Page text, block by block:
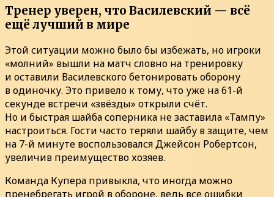
Тренер уверен, что Василевский — всё
ещё лучший в мире
Этой ситуации можно было бы избежать, но игроки
«молний» вышли на матч словно на тренировку
и оставили Василевского бетонировать оборону
в одиночку. Это привело к тому, что уже на 61-й
секунде встречи «звёзды» открыли счёт.
Но и быстрая шайба соперника не заставила «Тампу»
настроиться. Гости часто теряли шайбу в защите, чем
на 7-й минуте воспользовался Джейсон Робертсон,
увеличив преимущество хозяев.
Команда Купера привыкла, что иногда можно
пренебрегать игрой в обороне, ведь все ошибки